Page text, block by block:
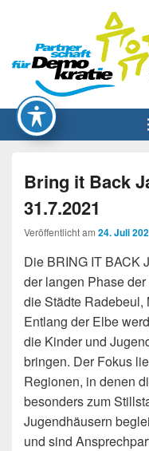
Bring it Back
31.7.2021
Veröffentlicht am 24. Juli
Die BRING IT BACK
der langen Phase
die Städte
Entlang der Elbe
die Kinder und
bringen. Der Fokus
Regionen, in denen
besonders zum
Jugendhäusern
und sind